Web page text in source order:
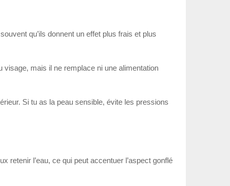
qu’ils donnent un effet plus frais et plus
visage, mais il ne remplace ni une alimentation
Si tu as la peau sensible, évite les pressions
l’eau, ce qui peut accentuer l’aspect gonflé